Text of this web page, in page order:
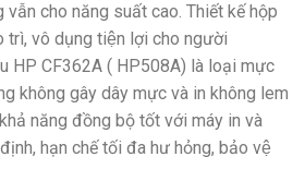
vẫn cho năng suất cao. Thiết kế hộp
trì, vô dụng tiện lợi cho người
HP CF362A ( HP508A) là loại mực
không gây dây mực và in không lem
năng đồng bộ tốt với máy in và
hạn chế tối đa hư hỏng, bảo vệ